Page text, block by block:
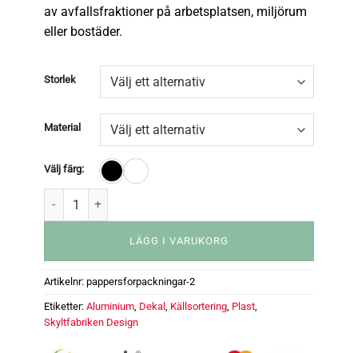
av avfallsfraktioner på arbetsplatsen, miljörum
eller bostäder.
Storlek
Material
Välj färg:
LÄGG I VARUKORG
Artikelnr: pappersforpackningar-2
Etiketter: Aluminium Dekal Källsortering Plast
Skyltfabriken Design